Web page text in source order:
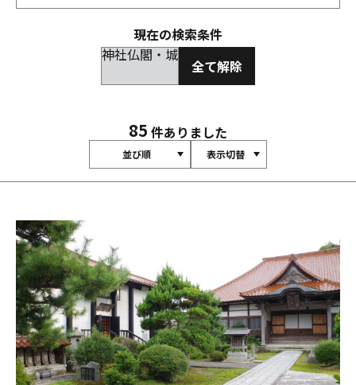
現在の検索条件
神社仏閣・城
全て解除
85 件ありました
並び順 表示切替